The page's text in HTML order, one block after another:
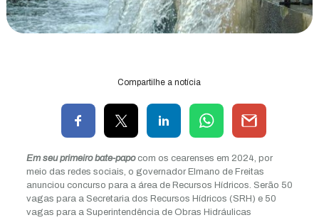
Compartilhe a notícia
Em seu primeiro bate-papo com os cearenses em 2024, por
meio das redes sociais, o governador Elmano de Freitas
anunciou concurso para a área de Recursos Hídricos. Serão 50
vagas para a Secretaria dos Recursos Hídricos (SRH) e 50
vagas para a Superintendência de Obras Hidráulicas